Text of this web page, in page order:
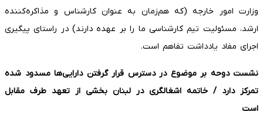
وزارت امور خارجه (که هم‌زمان به عنوان کارشناس و مذاکره‌کننده
ارشد، مسئولیت تیم کارشناسی ما را بر عهده دارند) در راستای پیگیری
اجرای مفاد یادداشت تفاهم است.
نشست دوحه بر موضوع در دسترس قرار گرفتن دارایی‌ها مسدود شده
تمرکز دارد / خاتمه اشغالگری در لبنان بخشی از تعهد طرف مقابل
است